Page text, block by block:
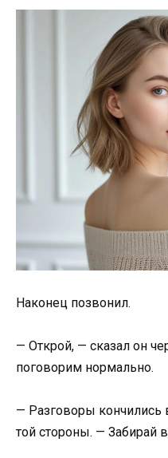
Наконец позвонил.
— Открой, — сказал он
поговорим нормально.
— Разговоры кончились
той стороны. — Забирай